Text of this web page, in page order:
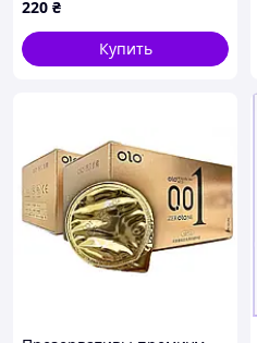
220 ₴
Купить